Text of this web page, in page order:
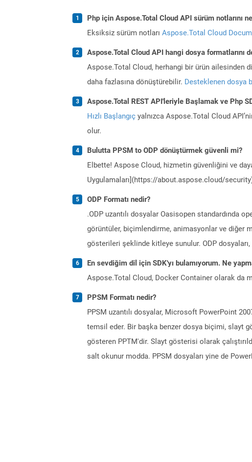
Php için Aspose.Total Cloud API sürüm notlarını
Eksiksiz sürüm notları Aspose.Total Cloud
Aspose.Total Cloud API hangi dosya formatlarını
Aspose.Total Cloud, herhangi bir ürün ailesinden
daha fazlasına dönüştürebilir. Desteklenen dosya
Aspose.Total REST API'leriyle Başlamak ve Php
Hızlı Başlangıç yalnızca Aspose.Total Cloud
olur.
Bulutta PPSM to ODP dönüştürmek güvenli mi?
Elbette! Aspose Cloud, hizmetin güvenliğini ve
Uygulamaları](https://about.aspose.cloud/
ODP Formatı nedir?
.ODP uzantılı dosyalar Oasisopen standardında
görüntüler, biçimlendirme, animasyonlar ve diğer
gösterileri şeklinde kitleye sunulur. ODP
En sevdiğim dil için SDK'yı bulamıyorum. Ne
Aspose.Total Cloud, Docker Container olarak da
PPSM Formatı nedir?
PPSM uzantılı dosyalar, Microsoft PowerPoint
temsil eder. Bir başka benzer dosya biçimi, slayt
gösteren PPTM'dir. Slayt gösterisi olarak
salt okunur modda. PPSM dosyaları yine de